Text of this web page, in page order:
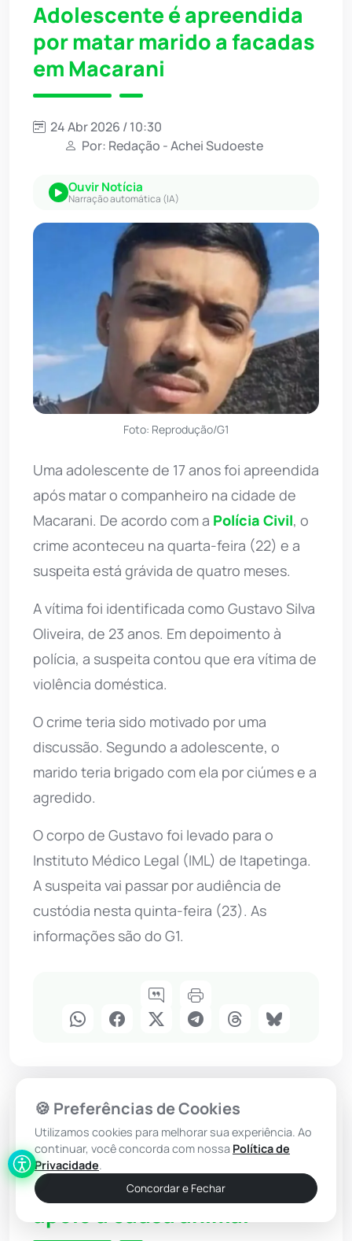
Adolescente é apreendida
por matar marido a facadas
em Macarani
24 Abr 2026 / 10:30
Por: Redação - Achei Sudoeste
Ouvir Notícia
Narração automática (IA)
Foto: Reprodução/G1
Uma adolescente de 17 anos foi apreendida
após matar o companheiro na cidade de
Macarani. De acordo com a Polícia Civil, o
crime aconteceu na quarta-feira (22) e a
suspeita está grávida de quatro meses.
A vítima foi identificada como Gustavo Silva
Oliveira, de 23 anos. Em depoimento à
polícia, a suspeita contou que era vítima de
violência doméstica.
O crime teria sido motivado por uma
discussão. Segundo a adolescente, o
marido teria brigado com ela por ciúmes e a
agredido.
O corpo de Gustavo foi levado para o
Instituto Médico Legal (IML) de Itapetinga.
A suspeita vai passar por audiência de
custódia nesta quinta-feira (23). As
informações são do G1.
Macaúbas
Macaúbas dá início à
implantação de centro de
apoio à causa animal
🍪 Preferências de Cookies
Utilizamos cookies para melhorar sua experiência. Ao
continuar, você concorda com nossa Política de
Privacidade.
Concordar e Fechar